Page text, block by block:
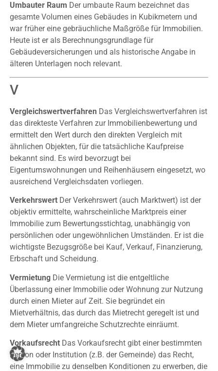
Umbauter Raum Der umbaute Raum bezeichnet das
gesamte Volumen eines Gebäudes in Kubikmetern und
war früher eine gebräuchliche Maßgröße für Immobilien.
Heute ist er als Berechnungsgrundlage für
Gebäudeversicherungen und als historische Angabe in
älteren Unterlagen noch relevant.
V
Vergleichswertverfahren Das Vergleichswertverfahren ist
das direkteste Verfahren zur Immobilienbewertung und
ermittelt den Wert durch den direkten Vergleich mit
ähnlichen Objekten, für die tatsächliche Kaufpreise
bekannt sind. Es wird bevorzugt bei
Eigentumswohnungen und Reihenhäusern eingesetzt, wo
ausreichend Vergleichsdaten vorliegen.
Verkehrswert Der Verkehrswert (auch Marktwert) ist der
objektiv ermittelte, wahrscheinliche Marktpreis einer
Immobilie zum Bewertungsstichtag, unabhängig von
persönlichen oder ungewöhnlichen Umständen. Er ist die
wichtigste Bezugsgröße bei Kauf, Verkauf, Finanzierung,
Erbschaft und Scheidung.
Vermietung Die Vermietung ist die entgeltliche
Überlassung einer Immobilie oder Wohnung zur Nutzung
durch einen Mieter auf Zeit. Sie begründet ein
Mietverhältnis, das durch das Mietrecht geregelt ist und
dem Mieter umfangreiche Schutzrechte einräumt.
Vorkaufsrecht Das Vorkaufsrecht gibt einer bestimmten
Person oder Institution (z.B. der Gemeinde) das Recht,
eine Immobilie zu denselben Konditionen zu erwerben, die